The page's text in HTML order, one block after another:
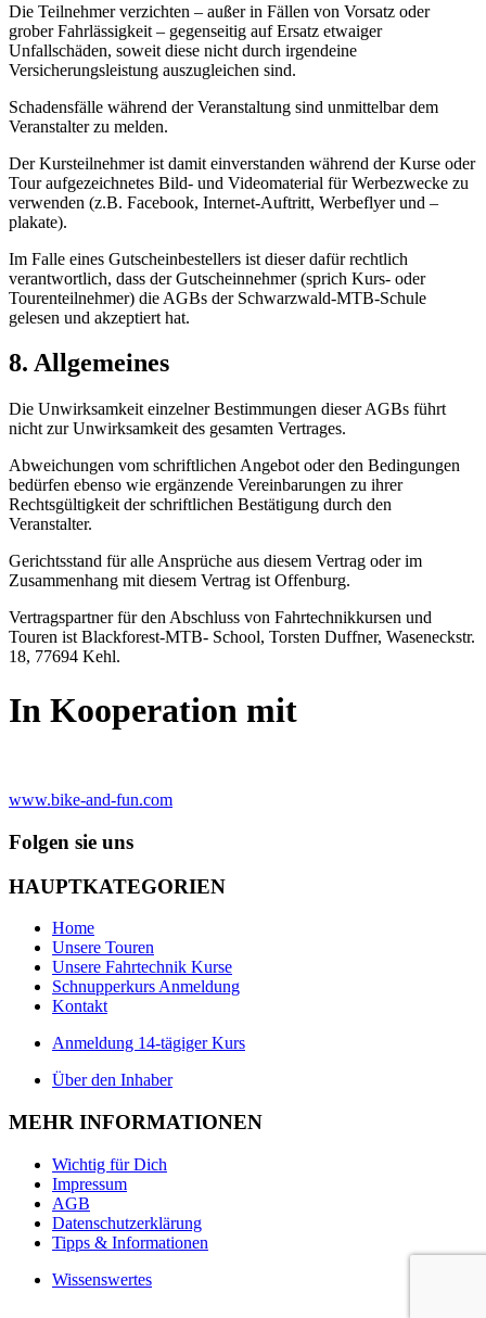
Die Teilnehmer verzichten – außer in Fällen von Vorsatz oder
grober Fahrlässigkeit – gegenseitig auf Ersatz etwaiger
Unfallschäden, soweit diese nicht durch irgendeine
Versicherungsleistung auszugleichen sind.
Schadensfälle während der Veranstaltung sind unmittelbar dem
Veranstalter zu melden.
Der Kursteilnehmer ist damit einverstanden während der Kurse oder
Tour aufgezeichnetes Bild- und Videomaterial für Werbezwecke zu
verwenden (z.B. Facebook, Internet-Auftritt, Werbeflyer und –
plakate).
Im Falle eines Gutscheinbestellers ist dieser dafür rechtlich
verantwortlich, dass der Gutscheinnehmer (sprich Kurs- oder
Tourenteilnehmer) die AGBs der Schwarzwald-MTB-Schule
gelesen und akzeptiert hat.
8. Allgemeines
Die Unwirksamkeit einzelner Bestimmungen dieser AGBs führt
nicht zur Unwirksamkeit des gesamten Vertrages.
Abweichungen vom schriftlichen Angebot oder den Bedingungen
bedürfen ebenso wie ergänzende Vereinbarungen zu ihrer
Rechtsgültigkeit der schriftlichen Bestätigung durch den
Veranstalter.
Gerichtsstand für alle Ansprüche aus diesem Vertrag oder im
Zusammenhang mit diesem Vertrag ist Offenburg.
Vertragspartner für den Abschluss von Fahrtechnikkursen und
Touren ist Blackforest-MTB- School, Torsten Duffner, Waseneckstr.
18, 77694 Kehl.
In Kooperation mit
www.bike-and-fun.com
Folgen sie uns
HAUPTKATEGORIEN
Home
Unsere Touren
Unsere Fahrtechnik Kurse
Schnupperkurs Anmeldung
Kontakt
Anmeldung 14-tägiger Kurs
Über den Inhaber
MEHR INFORMATIONEN
Wichtig für Dich
Impressum
AGB
Datenschutzerklärung
Tipps & Informationen
Wissenswertes